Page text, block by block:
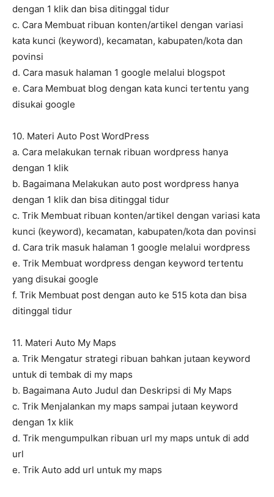
dengan 1 klik dan bisa ditinggal tidur
c. Cara Membuat ribuan konten/artikel dengan variasi
kata kunci (keyword), kecamatan, kabupaten/kota dan
povinsi
d. Cara masuk halaman 1 google melalui blogspot
e. Cara Membuat blog dengan kata kunci tertentu yang
disukai google
10. Materi Auto Post WordPress
a. Cara melakukan ternak ribuan wordpress hanya
dengan 1 klik
b. Bagaimana Melakukan auto post wordpress hanya
dengan 1 klik dan bisa ditinggal tidur
c. Trik Membuat ribuan konten/artikel dengan variasi kata
kunci (keyword), kecamatan, kabupaten/kota dan povinsi
d. Cara trik masuk halaman 1 google melalui wordpress
e. Trik Membuat wordpress dengan keyword tertentu
yang disukai google
f. Trik Membuat post dengan auto ke 515 kota dan bisa
ditinggal tidur
11. Materi Auto My Maps
a. Trik Mengatur strategi ribuan bahkan jutaan keyword
untuk di tembak di my maps
b. Bagaimana Auto Judul dan Deskripsi di My Maps
c. Trik Menjalankan my maps sampai jutaan keyword
dengan 1x klik
d. Trik mengumpulkan ribuan url my maps untuk di add
url
e. Trik Auto add url untuk my maps